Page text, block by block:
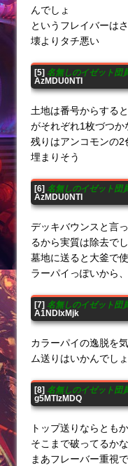
んでしょ
というフレイバーは
壊よりタチ悪い
[5] 名無しのイゼット団
AzMDU0NTI
土地は番号からする
がそれぞれ1枚づつか
残りはアンコモンの
埋まりそう
[6] 名無しのイゼット団
AzMDU0NTI
デッキバウンスと言
るから実質は除去で
墓地に送ると大釜で
ラーパイっぽいから
[7] 名無しのイゼット団
A1NDIxMjk
カラーパイの逸脱を
ム送りはいかんでしょ
[8] 名無しのイゼット団
g5MTIzMDQ
トップ送りならとも
そこまで破ってるか
まあフレーバー重視